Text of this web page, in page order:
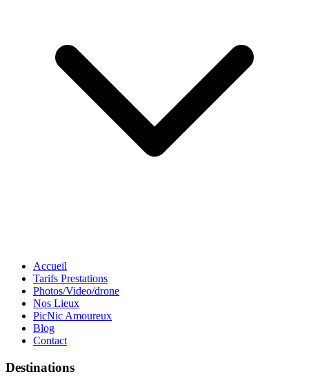
Accueil
Tarifs Prestations
Photos/Video/drone
Nos Lieux
PicNic Amoureux
Blog
Contact
Destinations